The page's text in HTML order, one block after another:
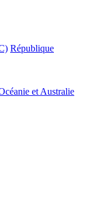
République
et Australie